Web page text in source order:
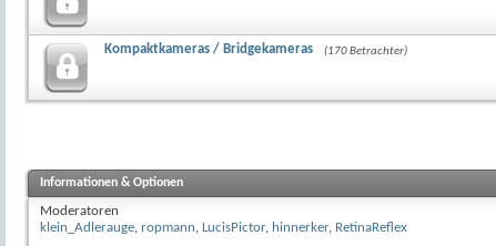
Kompaktkameras / Bridgekameras (170 Betrachter)
Informationen & Optionen
Moderatoren
klein_Adlerauge, ropmann, LucisPictor, hinnerker, RetinaReflex